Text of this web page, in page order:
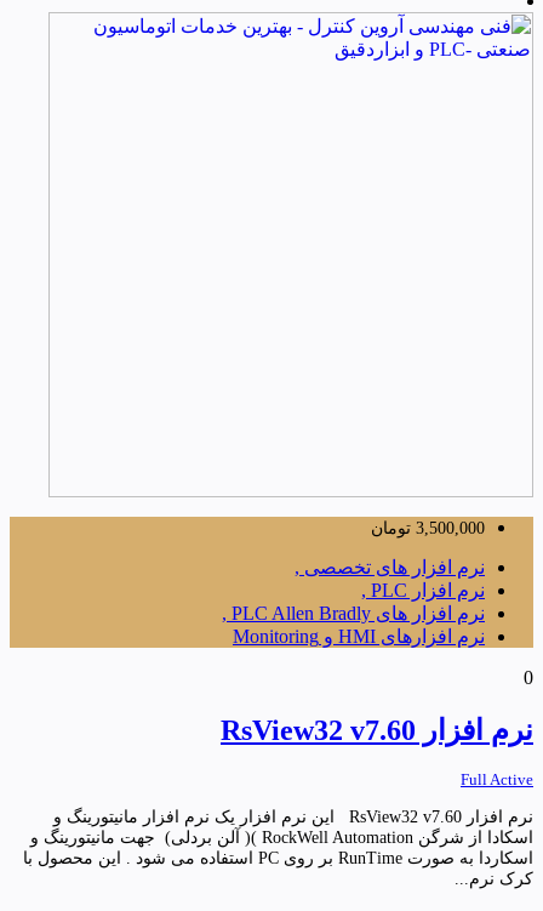
3,500,000 تومان
نرم افزار های تخصصی ,
نرم افزار PLC ,
نرم افزار های PLC Allen Bradly ,
نرم افزارهای HMI و Monitoring
0
نرم افزار RsView32 v7.60
Full Active
نرم افزار RsView32 v7.60 این نرم افزار یک نرم افزار مانیتورینگ و
اسکادا از شرگن RockWell Automation )( آلن بردلی) جهت مانیتورینگ و
اسکاردا به صورت RunTime بر روی PC استفاده می شود . این محصول با
کرک نرم...